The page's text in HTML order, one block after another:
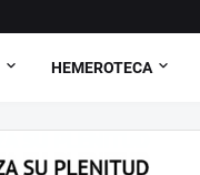
HEMEROTECA